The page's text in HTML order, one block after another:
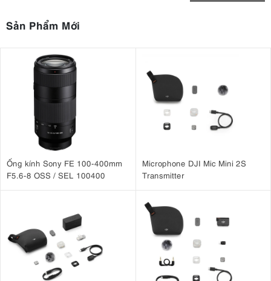
Sản Phẩm Mới
Ống kính Sony FE 100-400mm
F5.6-8 OSS / SEL 100400
Microphone DJI Mic Mini 2S
Transmitter